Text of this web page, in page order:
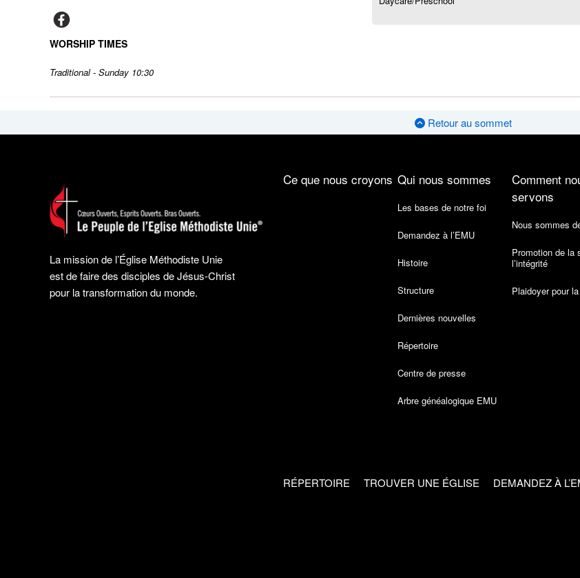
WORSHIP TIMES
Traditional - Sunday 10:30
Retour au sommet
La mission de l’Église Méthodiste Unie
est de faire des disciples de Jésus-Christ
pour la transformation du monde.
Ce que nous croyons Qui nous sommes
Les bases de notre foi
Demandez à l’EMU
Histoire
Structure
Dernières nouvelles
Répertoire
Centre de presse
Arbre généalogique EMU
Comment
servons
Nous sommes
Promotion de la
l’intégrité
Plaidoyer pour
RÉPERTOIRE TROUVER UNE ÉGLISE DEMANDEZ À